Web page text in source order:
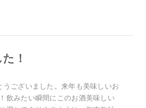
！
ございました。来年も美味しいお
飲みたい瞬間にこのお酒美味しい